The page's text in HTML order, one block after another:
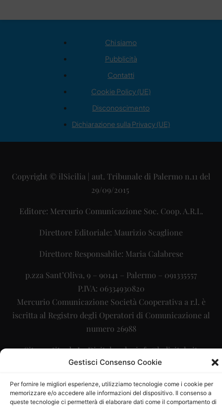
Gestisci Consenso Cookie
Per fornire le migliori esperienze, utilizziamo tecnologie come i cookie per
memorizzare e/o accedere alle informazioni del dispositivo. Il consenso a
queste tecnologie ci permetterà di elaborare dati come il comportamento di
Chi siamo
Pubblicità
Contatti
Cookie Policy (UE)
Disconoscimento
Dichiarazione sulla Privacy (UE)
Copyright © ilSicilia | aut. Tribunale di Palermo n.11 del
29/09/2015
Editore: Mercurio Comunicazione Soc. Coop. A.R.L.
Direttore Editoriale: Maurizio Scaglione
Direttore Responsabile: Maria Calabrese
p.zza Sant’Oliva, 9 – 90141 – Palermo – 091335557
P.IVA: 06334930820
Mercurio Comunicazione Società Cooperativa a r.l. è
iscritta al Registro degli Operatori di Comunicazione al
numero 26988
Sito gestito daLa Digitale srl–info@ladigitale.it